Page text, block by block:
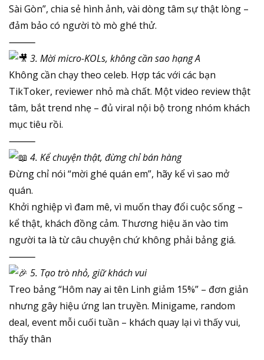
Sài Gòn”, chia sẻ hình ảnh, vài dòng tâm sự thật lòng –
đảm bảo có người tò mò ghé thử.
⸻
3. Mời micro-KOLs, không cần sao hạng A
Không cần chạy theo celeb. Hợp tác với các bạn
TikToker, reviewer nhỏ mà chất. Một video review thật
tâm, bắt trend nhẹ – đủ viral nội bộ trong nhóm khách
mục tiêu rồi.
⸻
4. Kể chuyện thật, đừng chỉ bán hàng
Đừng chỉ nói “mời ghé quán em”, hãy kể vì sao mở
quán.
Khởi nghiệp vì đam mê, vì muốn thay đổi cuộc sống –
kể thật, khách đồng cảm. Thương hiệu ăn vào tim
người ta là từ câu chuyện chứ không phải bảng giá.
⸻
5. Tạo trò nhỏ, giữ khách vui
Treo bảng “Hôm nay ai tên Linh giảm 15%” – đơn giản
nhưng gây hiệu ứng lan truyền. Minigame, random
deal, event mỗi cuối tuần – khách quay lại vì thấy vui,
thấy thân